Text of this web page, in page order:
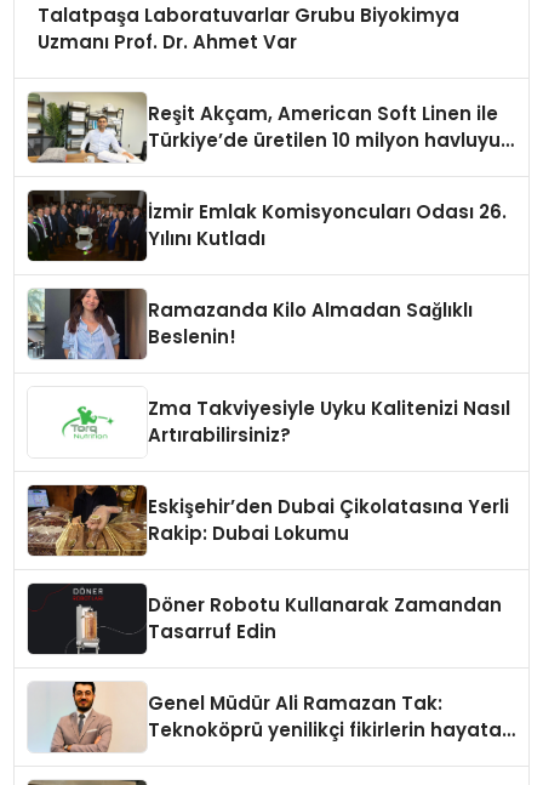
Talatpaşa Laboratuvarlar Grubu Biyokimya
Uzmanı Prof. Dr. Ahmet Var
Reşit Akçam, American Soft Linen ile
Türkiye’de üretilen 10 milyon havluyu
İzmir Emlak Komisyoncuları Odası 26.
Yılını Kutladı
Ramazanda Kilo Almadan Sağlıklı
Beslenin!
Zma Takviyesiyle Uyku Kalitenizi Nasıl
Artırabilirsiniz?
Eskişehir’den Dubai Çikolatasına Yerli
Rakip: Dubai Lokumu
Döner Robotu Kullanarak Zamandan
Tasarruf Edin
Genel Müdür Ali Ramazan Tak:
Teknoköprü yenilikçi fikirlerin hayata